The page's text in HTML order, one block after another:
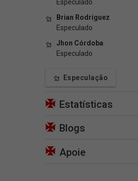
Especulado
Brian Rodríguez
Especulado
Jhon Córdoba
Especulado
Especulação
Estatísticas
Blogs
Apoie